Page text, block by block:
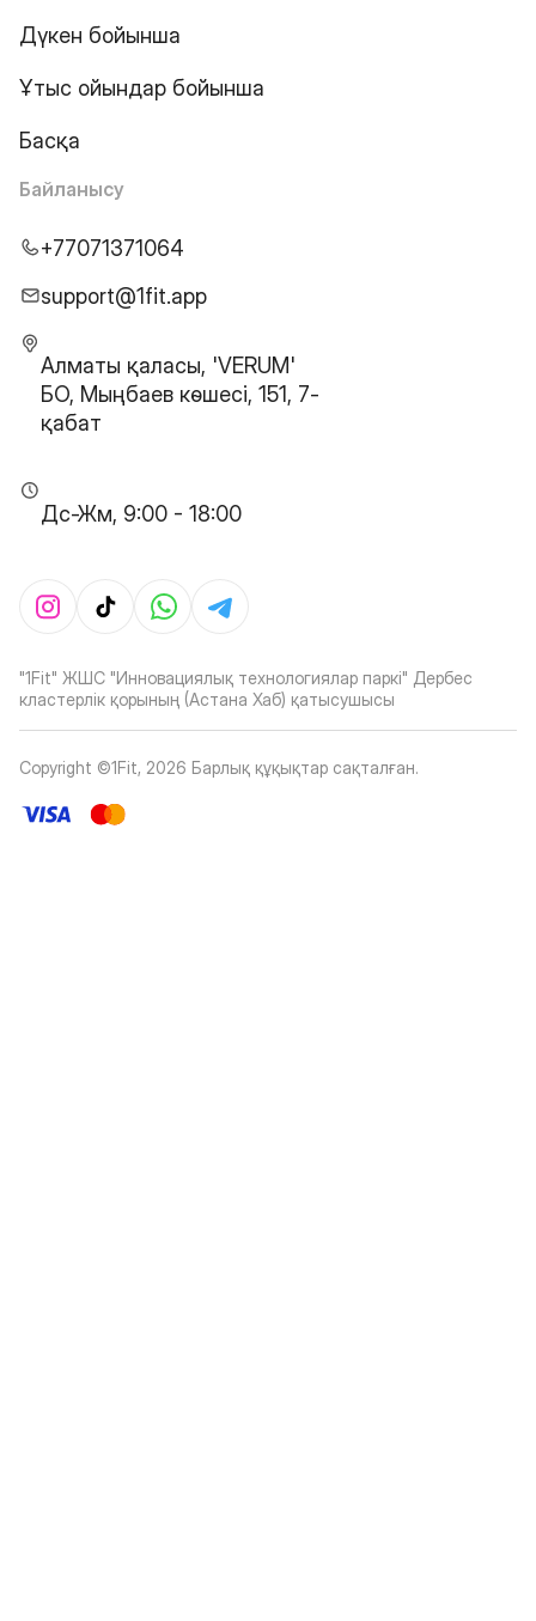
Дүкен бойынша
Ұтыс ойындар бойынша
Басқа
Байланысу
+77071371064
support@1fit.app
Алматы қаласы, 'VERUM'
БО, Мыңбаев көшесі, 151, 7-
қабат
Дс-Жм, 9:00 - 18:00
"1Fit" ЖШС "Инновациялық технологиялар паркі" Дербес
кластерлік қорының (Астана Хаб) қатысушысы
Copyright ©1Fit, 2026 Барлық құқықтар сақталған.